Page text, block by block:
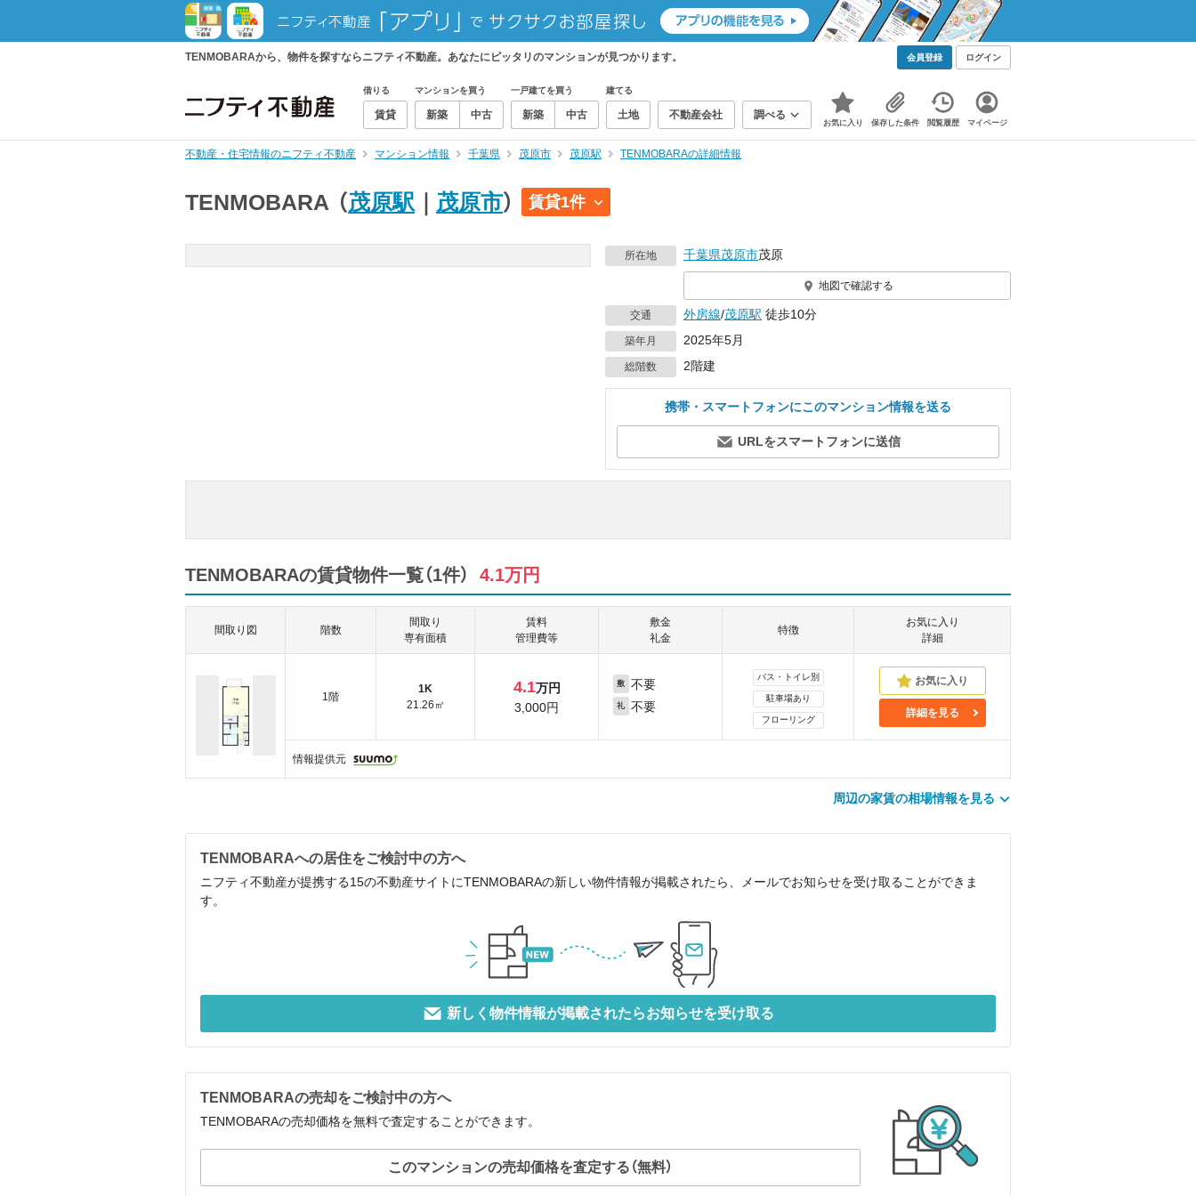
TENMOBARAから、物件を探すならニフティ不動産。あなたにピッタリのマンションが見つかります。 会員登録 ログイン
借りる
賃貸
マンションを買う
新築 中古
一戸建てを買う
新築 中古
建てる
土地 不動産会社 調べる
お気に入り 保存した条件 閲覧履歴 マイページ
不動産・住宅情報のニフティ不動産 マンション情報 千葉県 茂原市 茂原駅 TENMOBARAの詳細情報
TENMOBARA （茂原駅 茂原市） 賃貸1件
所在地 千葉県茂原市茂原
地図で確認する
交通 外房線/茂原駅 徒歩10分
築年月 2025年5月
総階数 2階建
携帯・スマートフォンにこのマンション情報を送る
URLをスマートフォンに送信
TENMOBARAの賃貸物件一覧（1件） 4.1万円
間取り図 階数
間取り
専有面積
賃料
管理費等
敷金
礼金
特徴
お気に入り
詳細
1階
1K
21.26㎡
4.1万円
3,000円
敷 不要
礼 不要
バス・トイレ別
駐車場あり
フローリング
詳細を見る
情報提供元
周辺の家賃の相場情報を見る
TENMOBARAへの居住をご検討中の方へ
ニフティ不動産が提携する15の不動産サイトにTENMOBARAの新しい物件情報が掲載されたら、メールでお知らせを受け取ることができま
す。
新しく物件情報が掲載されたらお知らせを受け取る
TENMOBARAの売却をご検討中の方へ
TENMOBARAの売却価格を無料で査定することができます。
このマンションの売却価格を査定する（無料）